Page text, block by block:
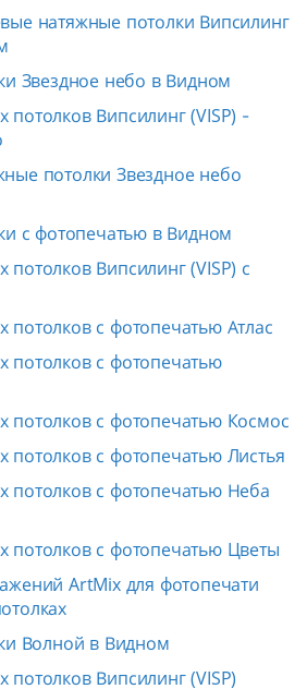
натяжные потолки Випсилинг
Звездное небо в Видном
потолков Випсилинг (VISP) -
потолки Звездное небо
с фотопечатью в Видном
Випсилинг (VISP) с
потолков с фотопечатью Атлас
потолков с фотопечатью
потолков с фотопечатью Космос
потолков с фотопечатью Листья
потолков с фотопечатью Неба
потолков с фотопечатью Цветы
ArtMix для фотопечати
Волной в Видном
Випсилинг (VISP)